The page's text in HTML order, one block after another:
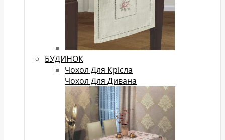
БУДИНОК
Чохол Для Крісла
Чохол Для Дивана